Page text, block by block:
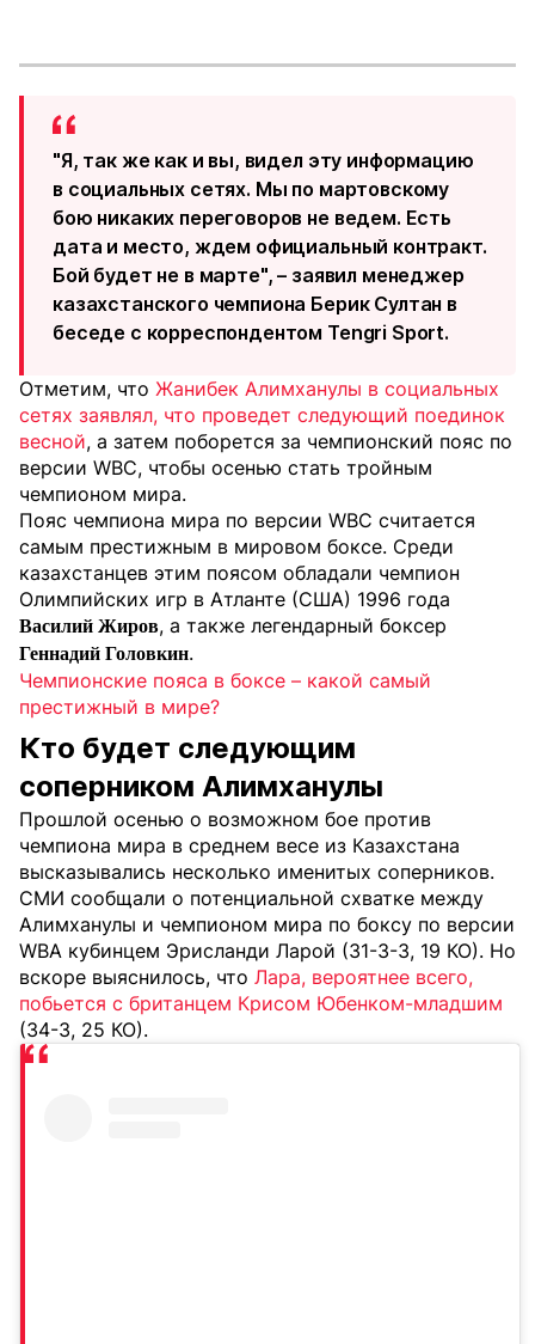
"Я, так же как и вы, видел эту информацию
в социальных сетях. Мы по мартовскому
бою никаких переговоров не ведем. Есть
дата и место, ждем официальный контракт.
Бой будет не в марте", – заявил менеджер
казахстанского чемпиона Берик Султан в
беседе с корреспондентом Tengri Sport.
Отметим, что Жанибек Алимханулы в социальных
сетях заявлял, что проведет следующий поединок
весной, а затем поборется за чемпионский пояс по
версии WBC, чтобы осенью стать тройным
чемпионом мира.
Пояс чемпиона мира по версии WBC считается
самым престижным в мировом боксе. Среди
казахстанцев этим поясом обладали чемпион
Олимпийских игр в Атланте (США) 1996 года
Василий Жиров, а также легендарный боксер
Геннадий Головкин.
Чемпионские пояса в боксе – какой самый
престижный в мире?
Кто будет следующим
соперником Алимханулы
Прошлой осенью о возможном бое против
чемпиона мира в среднем весе из Казахстана
высказывались несколько именитых соперников.
СМИ сообщали о потенциальной схватке между
Алимханулы и чемпионом мира по боксу по версии
WBA кубинцем Эрисланди Ларой (31-3-3, 19 КО). Но
вскоре выяснилось, что Лара, вероятнее всего,
побьется с британцем Крисом Юбенком-младшим
(34-3, 25 КО).